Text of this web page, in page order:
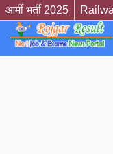
आर्मी भर्ती 2025